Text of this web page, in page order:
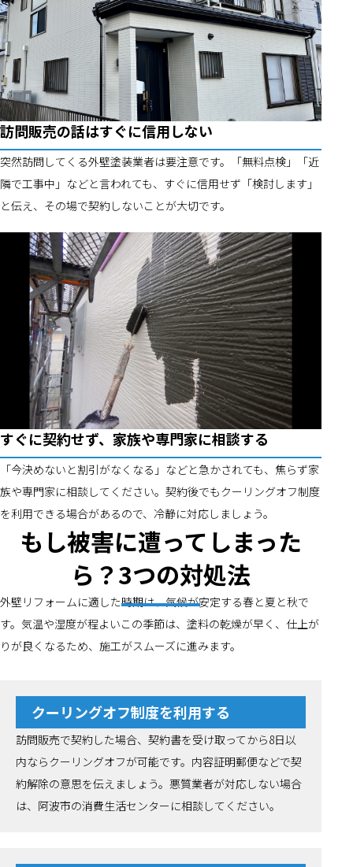
訪問販売の話はすぐに信用しない
突然訪問してくる外壁塗装業者は要注意です。「無料点検」「近
隣で工事中」などと言われても、すぐに信用せず「検討します」
と伝え、その場で契約しないことが大切です。
すぐに契約せず、家族や専門家に相談する
「今決めないと割引がなくなる」などと急かされても、焦らず家
族や専門家に相談してください。契約後でもクーリングオフ制度
を利用できる場合があるので、冷静に対応しましょう。
もし被害に遭ってしまった
ら？3つの対処法
外壁リフォームに適した時期は、気候が安定する春と夏と秋で
す。気温や湿度が程よいこの季節は、塗料の乾燥が早く、仕上が
りが良くなるため、施工がスムーズに進みます。
クーリングオフ制度を利用する
訪問販売で契約した場合、契約書を受け取ってから8日以
内ならクーリングオフが可能です。内容証明郵便などで契
約解除の意思を伝えましょう。悪質業者が対応しない場合
は、阿波市の消費生活センターに相談してください。